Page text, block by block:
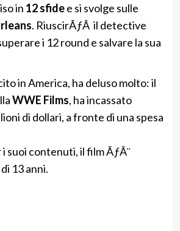
in 12 sfidee si svolge sulle
. RiuscirÃƒÂ il detective
i 12 round e salvare la sua
in America, ha deluso molto: il
WWE Films, ha incassato
di dollari, a fronte di una spesa
i suoi contenuti, il film ÃƒÂ¨
13 anni.